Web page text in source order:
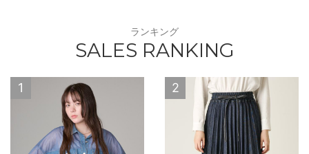
ランキング
SALES RANKING
1 2